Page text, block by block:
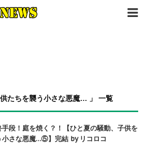
供たちを襲う小さな悪魔… 」 一覧
手段！庭を焼く？！【ひと夏の騒動、子供を
小さな悪魔…⑤】完結 by リコロコ